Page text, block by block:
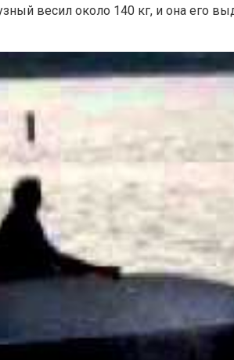
весил около 140 кг, и она его